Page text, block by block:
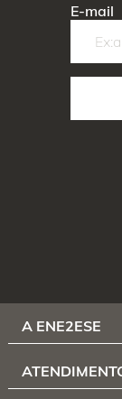
E-mail
A ENE2ESE